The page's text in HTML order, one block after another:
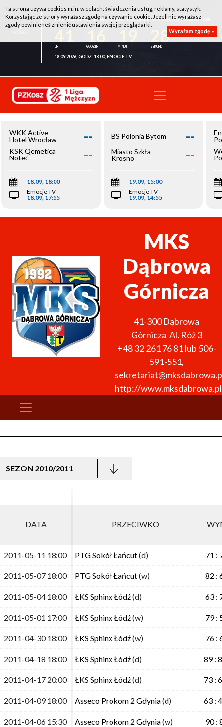
WKK ACTIVE HOTEL WROCŁAW - KSK QEMETICA NOTEĆ INOWROCŁAW
28
18.09.2026, GODZ. 18:00, EMOCJE TV
WKK Active
Hotel Wrocław
--
KSK Qemetica
Noteć
Inowrocław
--
18.09, 18:00
Emocje TV
18.09, 17:55
BS Polonia Bytom --
Miasto Szkła
Krosno
--
19.09, 15:00
Emocje TV
19.09, 14:55
MKS
Dąbrowa
Górnicza
41-300 Dąbrowa
Górnicza,Al. Róż 3
+48 32 261 76 81 lub 506-
591-551,
http://www.mksdabrowa.pl
SEZON 2010/2011
DATA PRZECIWKO
2011-05-11 18:00 PTG Sokół Łańcut(d) 71 :
2011-05-07 18:00 PTG Sokół Łańcut(w) 82 :
2011-05-04 18:00 ŁKS Sphinx Łódź(d) 63 :
2011-05-01 17:00 ŁKS Sphinx Łódź(w) 79 :
2011-04-30 18:00 ŁKS Sphinx Łódź(w) 76 :
2011-04-18 18:00 ŁKS Sphinx Łódź(d) 89 :
2011-04-17 20:00 ŁKS Sphinx Łódź(d) 73 :
2011-04-09 18:00 Asseco Prokom 2 Gdynia(d) 63 :
2011-04-06 15:30 Asseco Prokom 2 Gdynia(w) 90 :
DATA PRZECIWKO
2011-05-11 18:00 PTG Sokół Łańcut(d) 71 :
2011-05-07 18:00 PTG Sokół Łańcut(w) 82 :
2011-05-04 18:00 ŁKS Sphinx Łódź(d) 63 :
2011-05-01 17:00 ŁKS Sphinx Łódź(w) 79 :
2011-04-30 18:00 ŁKS Sphinx Łódź(w) 76 :
2011-04-18 18:00 ŁKS Sphinx Łódź(d) 89 :
2011-04-17 20:00 ŁKS Sphinx Łódź(d) 73 :
2011-04-09 18:00 Asseco Prokom 2 Gdynia(d) 63 :
2011-04-06 15:30 Asseco Prokom 2 Gdynia(w) 90 :
Ta strona używa cookies m.in. w celach: świadczenia usług, reklamy, statystyk.
Korzystając ze strony wyrażasz zgodę na używanie cookie. Jeżeli nie wyrażasz
zgody powinieneś zmienić ustawienia swojej przeglądarki.
Wyrażam zgodę »